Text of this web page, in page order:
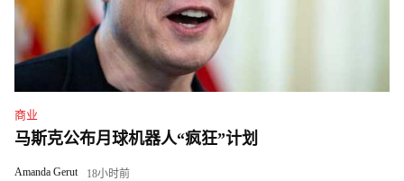
商业
马斯克公布月球机器人“疯狂”计划
Amanda Gerut 18小时前